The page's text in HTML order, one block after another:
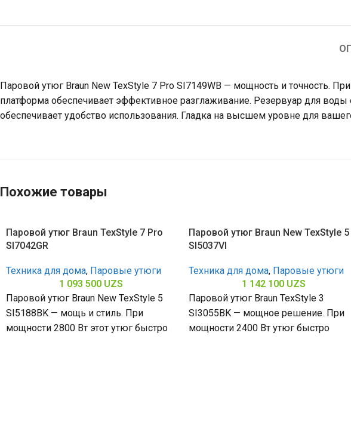
Паровой утюг Braun New TexStyle 7 Pro SI7149WB — мощность и точность.
платформа обеспечивает эффективное разглаживание. Резервуар для
обеспечивает удобство использования. Гладка на высшем уровне для
Похожие товары
Паровой утюг Braun TexStyle 7 Pro
SI7042GR
Техника для дома, Паровые утюги
1 093 500 UZS
Паровой утюг Braun New TexStyle 5
SI5188BK — мощь и стиль. При
мощности 2800 Вт этот утюг быстро
Паровой утюг Braun New TexStyle 5
SI5037VI
Техника для дома, Паровые утюги
1 142 100 UZS
Паровой утюг Braun TexStyle 3
SI3055BK — мощное решение. При
мощности 2400 Вт утюг быстро